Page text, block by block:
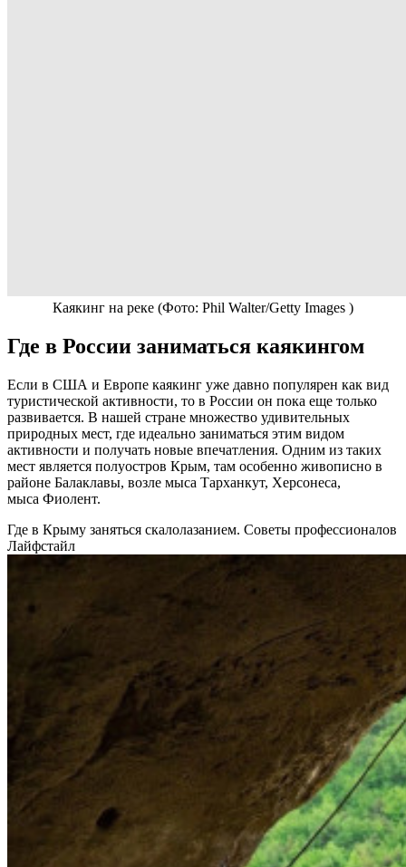
Каякинг на реке (Фото: Phil Walter/Getty Images )
Где в России заниматься каякингом
Если в США и Европе каякинг уже давно популярен как вид
туристической активности, то в России он пока еще только
развивается. В нашей стране множество удивительных
природных мест, где идеально заниматься этим видом
активности и получать новые впечатления. Одним из таких
мест является полуостров Крым, там особенно живописно в
районе Балаклавы, возле мыса Тарханкут, Херсонеса,
мыса Фиолент.
Где в Крыму заняться скалолазанием. Советы профессионалов
Лайфстайл